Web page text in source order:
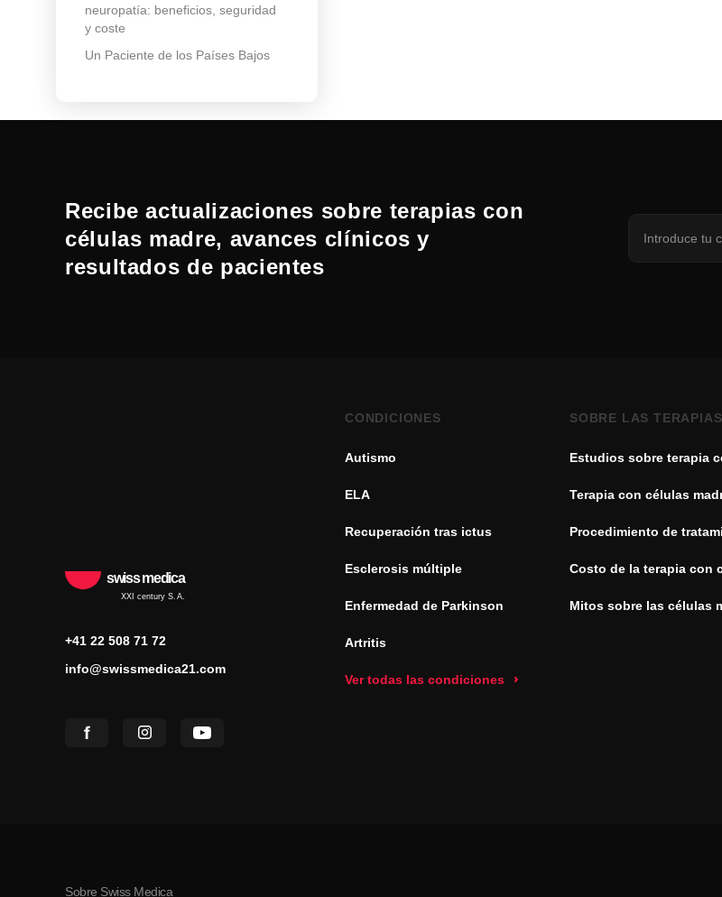
neuropatía: beneficios, seguridad
y coste
Un Paciente de los Países Bajos
Recibe actualizaciones sobre terapias con
células madre, avances clínicos y
resultados de pacientes
swiss medica
XXI century S.A.
+41 22 508 71 72
info@swissmedica21.com
CONDICIONES
Autismo
ELA
Recuperación tras ictus
Esclerosis múltiple
Enfermedad de Parkinson
Artritis
Ver todas las condiciones
SOBRE LAS TERAPIAS
Estudios sobre terapia
Terapia con células
Procedimiento de
Costo de la terapia con
Mitos sobre las células
Sobre Swiss Medica